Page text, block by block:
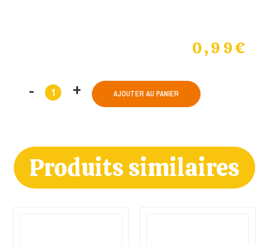
0,99€
AJOUTER AU PANIER
Produits similaires